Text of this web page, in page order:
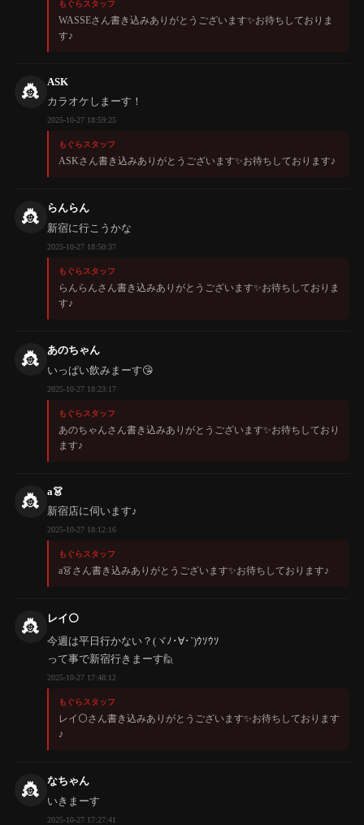
もぐらスタッフ
WASSEさん書き込みありがとうございます✨️お待ちしておりま
す♪
👸
ASK
カラオケしまーす！
2025-10-27 18:59:25
もぐらスタッフ
ASKさん書き込みありがとうございます✨️お待ちしております♪
👸
らんらん
新宿に行こうかな
2025-10-27 18:50:37
もぐらスタッフ
らんらんさん書き込みありがとうございます✨️お待ちしておりま
す♪
👸
あのちゃん
いっぱい飲みまーす😘
2025-10-27 18:23:17
もぐらスタッフ
あのちゃんさん書き込みありがとうございます✨️お待ちしており
ます♪
👸
a👗
新宿店に伺います♪
2025-10-27 18:12:16
もぐらスタッフ
a👗さん書き込みありがとうございます✨️お待ちしております♪
👸
レイ⚪
今週は平日行かない？(ヾﾉ･∀･`)ｳｿｳｿ
って事で新宿行きまーす🙋
2025-10-27 17:48:12
もぐらスタッフ
レイ⚪さん書き込みありがとうございます✨️お待ちしております
♪
👸
なちゃん
いきまーす
2025-10-27 17:27:41